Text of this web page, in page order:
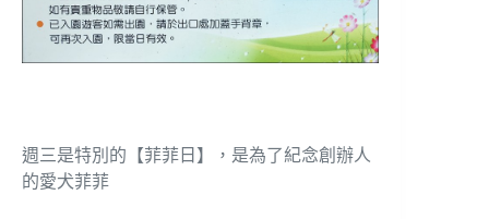
週三是特別的【菲菲日】，是為了紀念創辦人
的愛犬菲菲